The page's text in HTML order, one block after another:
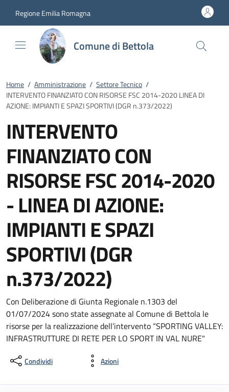
Regione Emilia Romagna
Comune di Bettola
Home / Amministrazione / Settore Tecnico /
INTERVENTO FINANZIATO CON RISORSE FSC 2014-2020 LINEA DI
AZIONE: IMPIANTI E SPAZI SPORTIVI (DGR n.373/2022)
INTERVENTO
FINANZIATO CON
RISORSE FSC 2014-2020
- LINEA DI AZIONE:
IMPIANTI E SPAZI
SPORTIVI (DGR
n.373/2022)
Con Deliberazione di Giunta Regionale n.1303 del
01/07/2024 sono state assegnate al Comune di Bettola le
risorse per la realizzazione dell’intervento “SPORTING VALLEY:
INFRASTRUTTURE DI RETE PER LO SPORT IN VAL NURE"
Condividi Azioni